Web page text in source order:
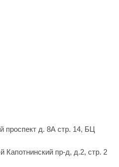
проспект д. 8А стр. 14, БЦ
Капотнинский пр-д, д.2, стр. 2